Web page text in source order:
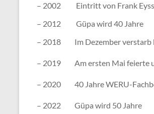
– 2002
Eintritt von Frank
– 2012
Güpa wird 40 Jahre
– 2018
Im Dezember
– 2019 Am ersten Mai feierte
– 2020 40 Jahre WERU-
– 2022 Güpa wird 50 Jahre